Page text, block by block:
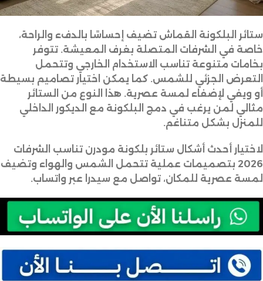
ستائر البلكونة القماش تضيف إحساسًا بالدفء والراحة،
خاصة في الشرفات المتصلة بغرف المعيشة. تتوفر
بخامات متنوعة تناسب الاستخدام الخارجي وتتحمل
التعرض الجزئي للشمس. كما يمكن اختيار تصاميم بسيطة
أو ويفي لإضفاء لمسة عصرية. هذا النوع من الستائر
مثالي لمن يرغب في دمج البلكونة مع الديكور الداخلي
للمنزل بشكل متناغم.
لاختيار أحدث أشكال ستائر بلكونة مودرن تناسب الشرفات
2026 بتصميمات عملية تتحمل الشمس والهواء وتضيف
لمسة عصرية للمكان، تواصل مع سيدرا عبر واتساب.